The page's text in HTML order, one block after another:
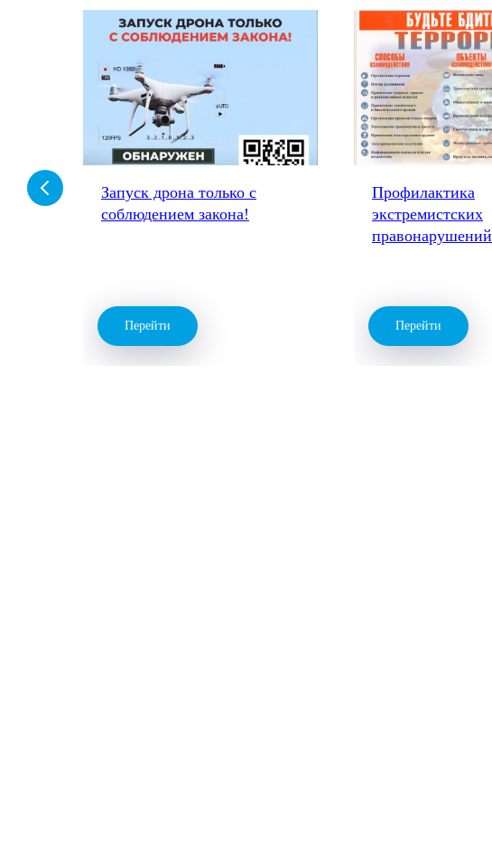
Запуск дрона только с
соблюдением закона!
Перейти
Профилактика
экстремистских
правонарушений
Перейти